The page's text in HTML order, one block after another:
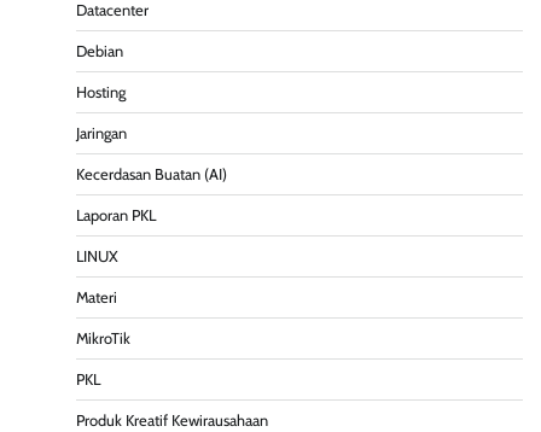
Datacenter
Debian
Hosting
Jaringan
Kecerdasan Buatan (AI)
Laporan PKL
LINUX
Materi
MikroTik
PKL
Produk Kreatif Kewirausahaan